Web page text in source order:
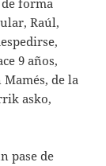
forma
Raúl,
9 años,
de la
asko,
pase de